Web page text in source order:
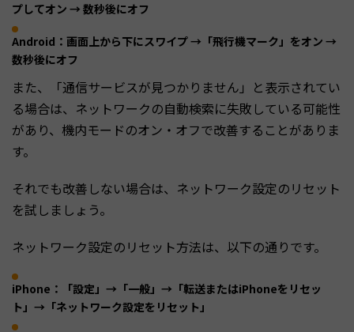
プしてオン → 数秒後にオフ
Android：画面上から下にスワイプ →「飛行機マーク」をオン →
数秒後にオフ
また、「通信サービスが見つかりません」と表示されてい
る場合は、ネットワークの自動検索に失敗している可能性
があり、機内モードのオン・オフで改善することがありま
す。
それでも改善しない場合は、ネットワーク設定のリセット
を試しましょう。
ネットワーク設定のリセット方法は、以下の通りです。
iPhone：「設定」→「一般」→「転送またはiPhoneをリセッ
ト」→「ネットワーク設定をリセット」